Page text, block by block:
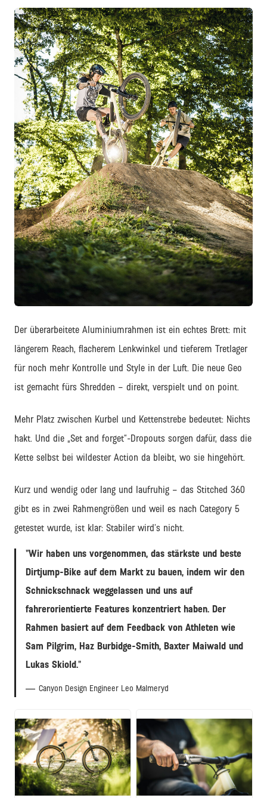
Der überarbeitete Aluminiumrahmen ist ein echtes Brett: mit
längerem Reach, flacherem Lenkwinkel und tieferem Tretlager
für noch mehr Kontrolle und Style in der Luft. Die neue Geo
ist gemacht fürs Shredden – direkt, verspielt und on point.
Mehr Platz zwischen Kurbel und Kettenstrebe bedeutet: Nichts
hakt. Und die „Set and forget“-Dropouts sorgen dafür, dass die
Kette selbst bei wildester Action da bleibt, wo sie hingehört.
Kurz und wendig oder lang und laufruhig – das Stitched 360
gibt es in zwei Rahmengrößen und weil es nach Category 5
getestet wurde, ist klar: Stabiler wird’s nicht.
Wir haben uns vorgenommen, das stärkste und beste
Dirtjump-Bike auf dem Markt zu bauen, indem wir den
Schnickschnack weggelassen und uns auf
fahrerorientierte Features konzentriert haben. Der
Rahmen basiert auf dem Feedback von Athleten wie
Sam Pilgrim, Haz Burbidge-Smith, Baxter Maiwald und
Lukas Skiold.
Canyon Design Engineer Leo Malmeryd
JPG